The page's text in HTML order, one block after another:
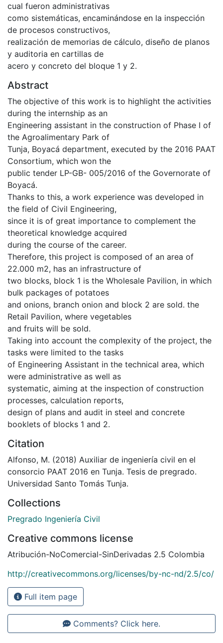
cual fueron administrativas
como sistemáticas, encaminándose en la inspección
de procesos constructivos,
realización de memorias de cálculo, diseño de planos
y auditoria en cartillas de
acero y concreto del bloque 1 y 2.
Abstract
The objective of this work is to highlight the activities
during the internship as an
Engineering assistant in the construction of Phase I of
the Agroalimentary Park of
Tunja, Boyacá department, executed by the 2016 PAAT
Consortium, which won the
public tender LP-GB- 005/2016 of the Governorate of
Boyacá.
Thanks to this, a work experience was developed in
the field of Civil Engineering,
since it is of great importance to complement the
theoretical knowledge acquired
during the course of the career.
Therefore, this project is composed of an area of
22.000 m2, has an infrastructure of
two blocks, block 1 is the Wholesale Pavilion, in which
bulk packages of potatoes
and onions, branch onion and block 2 are sold. the
Retail Pavilion, where vegetables
and fruits will be sold.
Taking into account the complexity of the project, the
tasks were limited to the tasks
of Engineering Assistant in the technical area, which
were administrative as well as
systematic, aiming at the inspection of construction
processes, calculation reports,
design of plans and audit in steel and concrete
booklets of blocks 1 and 2.
Citation
Alfonso, M. (2018) Auxiliar de ingeniería civil en el
consorcio PAAT 2016 en Tunja. Tesis de pregrado.
Universidad Santo Tomás Tunja.
Collections
Pregrado Ingeniería Civil
Creative commons license
Atribución-NoComercial-SinDerivadas 2.5 Colombia
http://creativecommons.org/licenses/by-nc-nd/2.5/co/
Full item page
Comments? Click here.